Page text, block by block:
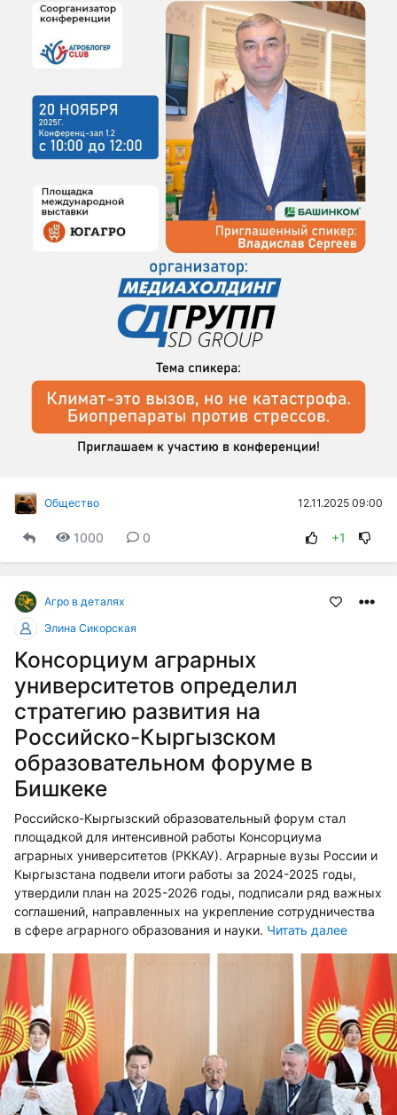
Общество 12.11.2025 09:00
1000 0 +1
Агро в деталях
Элина Сикорская
Консорциум аграрных
университетов определил
стратегию развития на
Российско-Кыргызском
образовательном форуме в
Бишкеке
Российско-Кыргызский образовательный форум стал
площадкой для интенсивной работы Консорциума
аграрных университетов (РККАУ). Аграрные вузы России и
Кыргызстана подвели итоги работы за 2024-2025 годы,
утвердили план на 2025-2026 годы, подписали ряд важных
соглашений, направленных на укрепление сотрудничества
в сфере аграрного образования и науки. Читать далее